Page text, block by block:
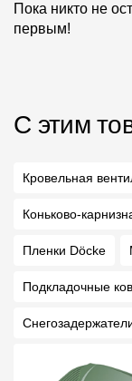
Пока никто не
первым!
С этим
Кровельная
Коньково-
Пленки Döcke
Подкладочные